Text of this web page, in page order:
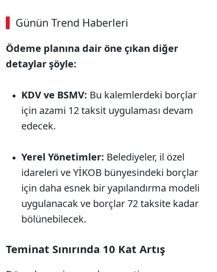
Günün Trend Haberleri
Ödeme planına dair öne çıkan diğer
detaylar şöyle:
KDV ve BSMV: Bu kalemlerdeki borçlar
için azami 12 taksit uygulaması devam
edecek.
Yerel Yönetimler: Belediyeler, il özel
idareleri ve YİKOB bünyesindeki borçlar
için daha esnek bir yapılandırma modeli
uygulanacak ve borçlar 72 taksite kadar
bölünebilecek.
Teminat Sınırında 10 Kat Artış